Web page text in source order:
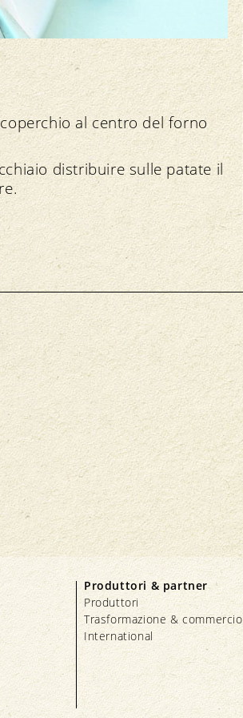
al centro del forno
distribuire sulle patate il
Produttori & partner
Produttori
Trasformazione & commercio
International